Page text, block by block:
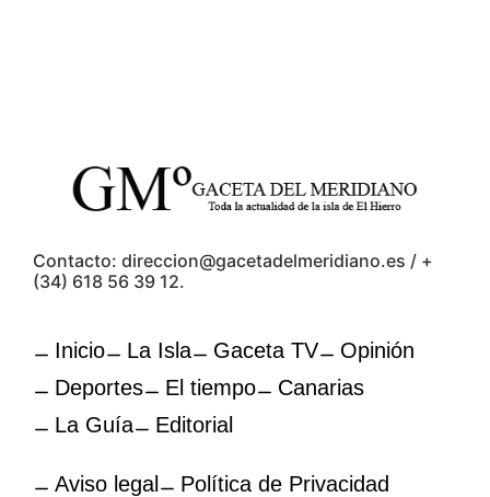
Contacto: direccion@gacetadelmeridiano.es / +
(34) 618 56 39 12.
Inicio La Isla Gaceta TV
Opinión
Deportes
El tiempo
Canarias
La Guía
Editorial
Aviso legal
Política de Privacidad